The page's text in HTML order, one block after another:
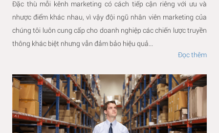
Đặc thù mỗi kênh marketing có cách tiếp cận riêng với ưu và
nhược điểm khác nhau, vì vậy đội ngũ nhân viên marketing của
chúng tôi luôn cung cấp cho doanh nghiệp các chiến lược truyền
thông khác biệt nhưng vẫn đảm bảo hiệu quả...
Đọc thêm